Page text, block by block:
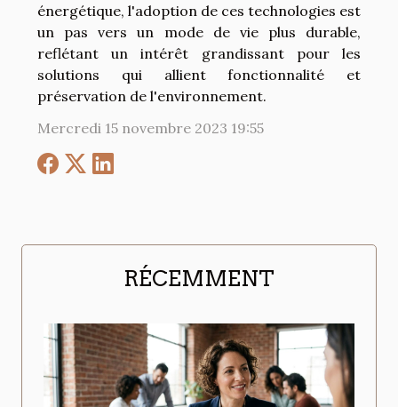
énergétique, l'adoption de ces technologies est
un pas vers un mode de vie plus durable,
reflétant un intérêt grandissant pour les
solutions qui allient fonctionnalité et
préservation de l'environnement.
Mercredi 15 novembre 2023 19:55
RÉCEMMENT